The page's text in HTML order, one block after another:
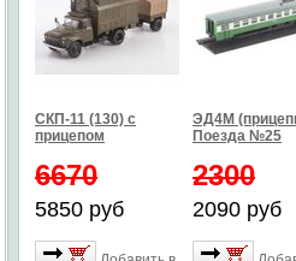
СКП-11 (130) с
прицепом
6670
5850 руб
ЭД4М
Поезда №25
2300
2090 руб